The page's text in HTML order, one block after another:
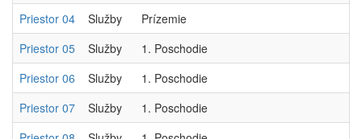
Priestor 04
Služby
Prízemie
Priestor 05
Služby
1. Poschodie
Priestor 06
Služby
1. Poschodie
Priestor 07
Služby
1. Poschodie